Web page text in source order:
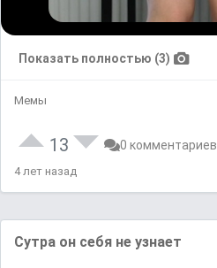
Показать полностью (3)
Мемы
13 0 комментариев
4 лет назад
Сутра он себя не узнает